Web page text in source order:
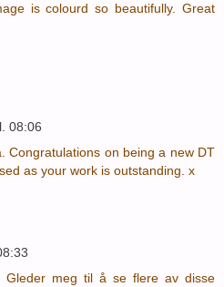
is colourd so beautifully. Great
08:06
Congratulations on being a new DT
as your work is outstanding. x
Gleder meg til å se flere av disse